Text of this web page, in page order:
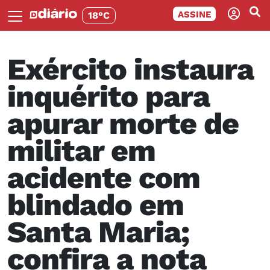
18°C ASSINE
Exército instaura
inquérito para
apurar morte de
militar em
acidente com
blindado em
Santa Maria;
confira a nota